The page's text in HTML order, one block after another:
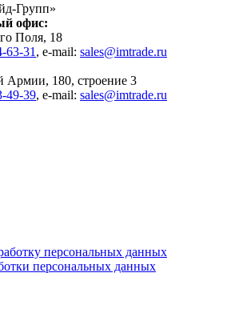
Групп»
офис:
Поля, 18
63-31 , e-mail: sales@imtrade.ru
Армии, 180, строение 3
49-39, e-mail: sales@imtrade.ru
персональных данных
персональных данных